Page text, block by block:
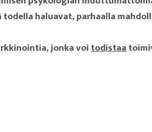
haluavat, parhaalla
jonka voitodistaa